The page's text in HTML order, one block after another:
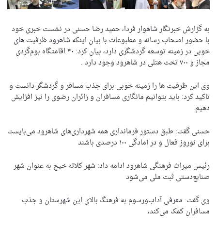
به گزارش خبرنگار شاهوار فردا، حمید رضا حسنی در نشست خبری خود
با حضور اصحاب رسانه و مطبوعات با بیان اینکه شاهرود ظرفیت های
خوبی در زمینه توسعه گردشگری دارد، بیان کرد: ۴۰ اقامتگاه بوم‌گردی
مجاز و ۷۰۰ تخت هتلی در شاهرود وجود دارد .
وی این ظرفیت ها را زمینه خوبی برای جذب مسافر و گردشگر دانست و
تاکید کرد: باید بتوانیم مانگاری مسافران و زائران رضوی را نیز افزایش
دهیم.
حسنی گفت: طبق دستور فرمانداری همه شهرداری‌های شاهرود می‌بایست
برای نوروز فعال و در آمادگی ۱۰۰ درصدی باشند
رئیس میراث فرهنگی شاهرود ادامه داد: شهر کلاته خیج به عنوان شهر
صنایع‌دستی ثبت ملی می‌شود
وی گفت: معرفی آداب‌ورسوم به فرهنگ بالای این شهرستان و جذب
مسافران کمک می‌کند،